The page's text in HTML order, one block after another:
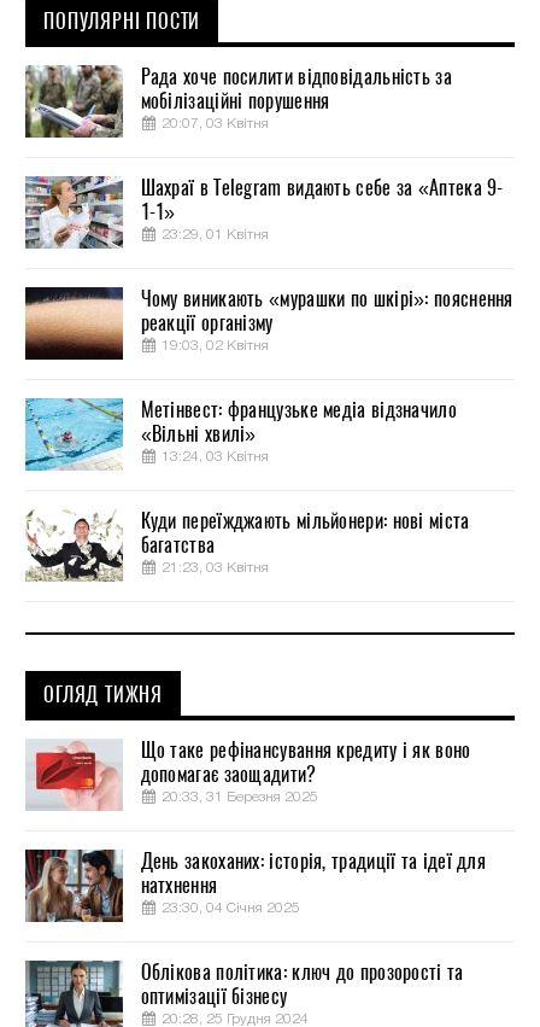
ПОПУЛЯРНІ ПОСТИ
Рада хоче посилити відповідальність за
мобілізаційні порушення
20:07, 03 Квітня
Шахраї в Telegram видають себе за «Аптека 9-
1-1»
23:29, 01 Квітня
Чому виникають «мурашки по шкірі»: пояснення
реакції організму
19:03, 02 Квітня
Метінвест: французьке медіа відзначило
«Вільні хвилі»
13:24, 03 Квітня
Куди переїжджають мільйонери: нові міста
багатства
21:23, 03 Квітня
ОГЛЯД ТИЖНЯ
Що таке рефінансування кредиту і як воно
допомагає заощадити?
20:33, 31 Березня 2025
День закоханих: історія, традиції та ідеї для
натхнення
23:30, 04 Січня 2025
Облікова політика: ключ до прозорості та
оптимізації бізнесу
20:28, 25 Грудня 2024